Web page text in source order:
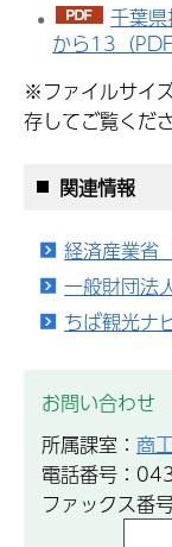
千葉
から13（
※ファイルサイ
存してご覧くださ
関連情報
経済産業省
一般財団法
ちば観光ナ
お問い合わせ
所属課室： 商
電話番号：
ファックス